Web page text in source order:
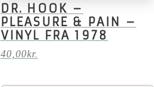
DR. HOOK –
PLEASURE & PAIN –
VINYL FRA 1978
40,00kr.